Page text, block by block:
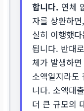
합니다. 연체
자를 상환하
실히 이행했
됩니다. 반대
체가 발생하
소액일지라도
니다. 소액대
더 큰 규모의